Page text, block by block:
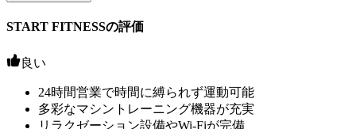
START FITNESSの評価
良い
24時間営業で時間に縛られず運動可能
多彩なマシントレーニング機器が充実
リラクゼーション設備やWi-Fiが完備